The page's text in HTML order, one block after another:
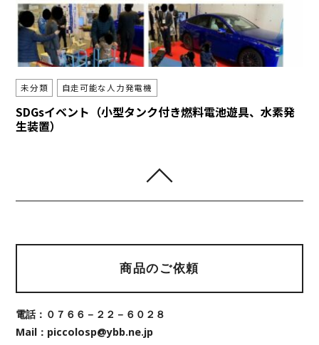
未分類 自走可能な人力発電機
SDGsイベント（小型タンク付き燃料電池遊具、水素発
生装置）
商品のご依頼
電話：０７６６－２２－６０２８
Mail：piccolosp@ybb.ne.jp